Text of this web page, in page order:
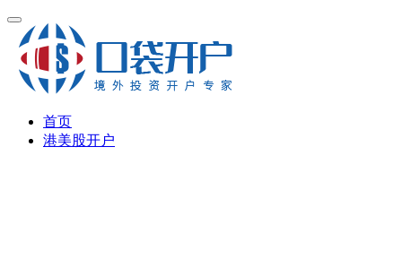
首页
港美股开户